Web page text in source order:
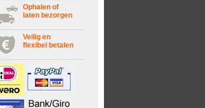
Ophalen of
laten bezorgen
Veilig en
flexibel betalen